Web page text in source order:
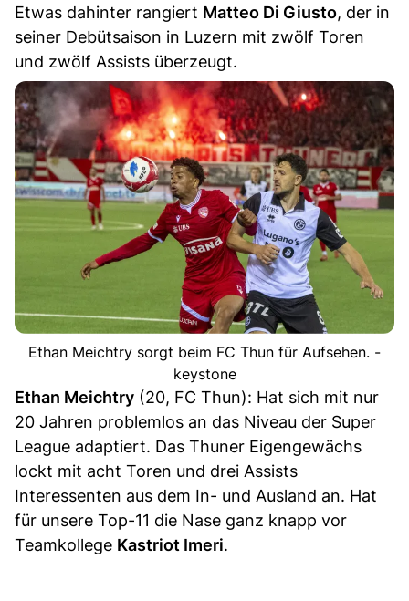
Etwas dahinter rangiert Matteo Di Giusto, der in
seiner Debütsaison in Luzern mit zwölf Toren
und zwölf Assists überzeugt.
Ethan Meichtry sorgt beim FC Thun für Aufsehen. -
keystone
Ethan Meichtry (20, FC Thun): Hat sich mit nur
20 Jahren problemlos an das Niveau der Super
League adaptiert. Das Thuner Eigengewächs
lockt mit acht Toren und drei Assists
Interessenten aus dem In- und Ausland an. Hat
für unsere Top-11 die Nase ganz knapp vor
Teamkollege Kastriot Imeri.